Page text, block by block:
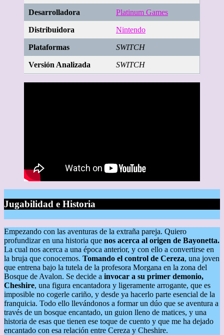
Desarrolladora Platinum Games
Distribuidora Nintendo
Plataformas SWITCH
Versión Analizada SWITCH
Jugabilidad e Historia
Empezando con las aventuras de la extraña pareja. Quiero
profundizar en una historia que nos acerca al origen de Bayonetta.
La cual nos acerca a una época anterior, y con ello a convertirse en
la bruja que conocemos. Tomando el control de Cereza, una joven
que entrena bajo la tutela de la profesora Morgana en la zona del
Bosque de Avalon. Se decide a invocar a su primer demonio,
Cheshire, una figura encantadora y ligeramente arrogante, que es
imposible no cogerle cariño, y desde ya hacerlo parte esencial de la
franquicia. Todo ello llevándonos a formar un dúo que se aventura a
través de un bosque encantado, un guion lleno de matices, y una
historia de esas que tienen ese toque de cuento y que me ha dejado
encantado con esa relación entre Cereza y Cheshire.